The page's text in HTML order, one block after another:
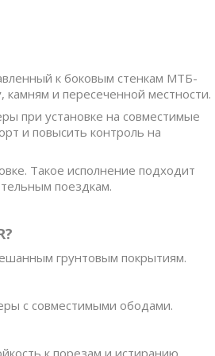
к боковым стенкам МТБ-
и пересеченной местности.
при установке на совместимые
и повысить контроль на
Такое исполнение подходит
поездкам.
грунтовым покрытиям.
с совместимыми ободами.